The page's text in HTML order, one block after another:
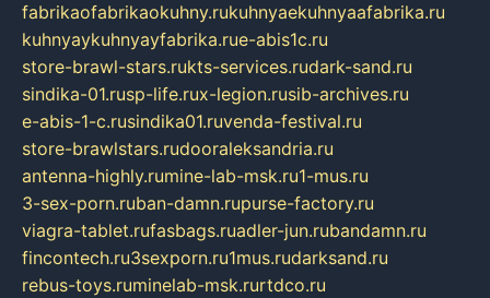
fabrikaofabrikaokuhny.rukuhnyaekuhnyaafabrika.ru
kuhnyaykuhnyayfabrika.rue-abis1c.ru
store-brawl-stars.rukts-services.rudark-sand.ru
sindika-01.rusp-life.rux-legion.rusib-archives.ru
e-abis-1-c.rusindika01.ruvenda-festival.ru
store-brawlstars.rudooraleksandria.ru
antenna-highly.rumine-lab-msk.ru1-mus.ru
3-sex-porn.ruban-damn.rupurse-factory.ru
viagra-tablet.rufasbags.ruadler-jun.rubandamn.ru
fincontech.ru3sexporn.ru1mus.rudarksand.ru
rebus-toys.ruminelab-msk.rurtdco.ru